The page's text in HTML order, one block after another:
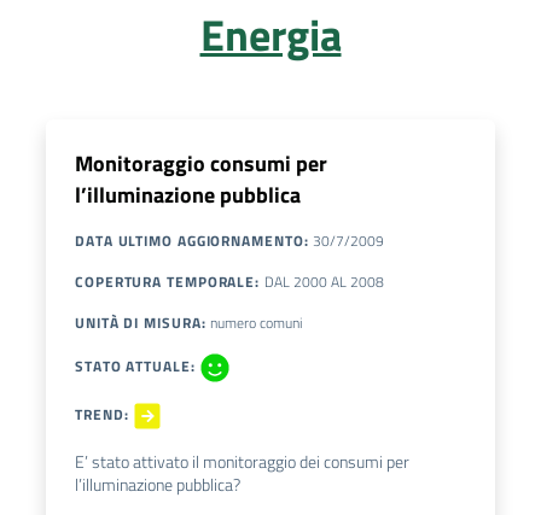
Energia
Monitoraggio consumi per
l’illuminazione pubblica
DATA ULTIMO AGGIORNAMENTO: 30/7/2009
COPERTURA TEMPORALE: DAL 2000AL 2008
UNITÀ DI MISURA: numero comuni
STATO ATTUALE:
TREND:
E’ stato attivato il monitoraggio dei consumi per
l’illuminazione pubblica?